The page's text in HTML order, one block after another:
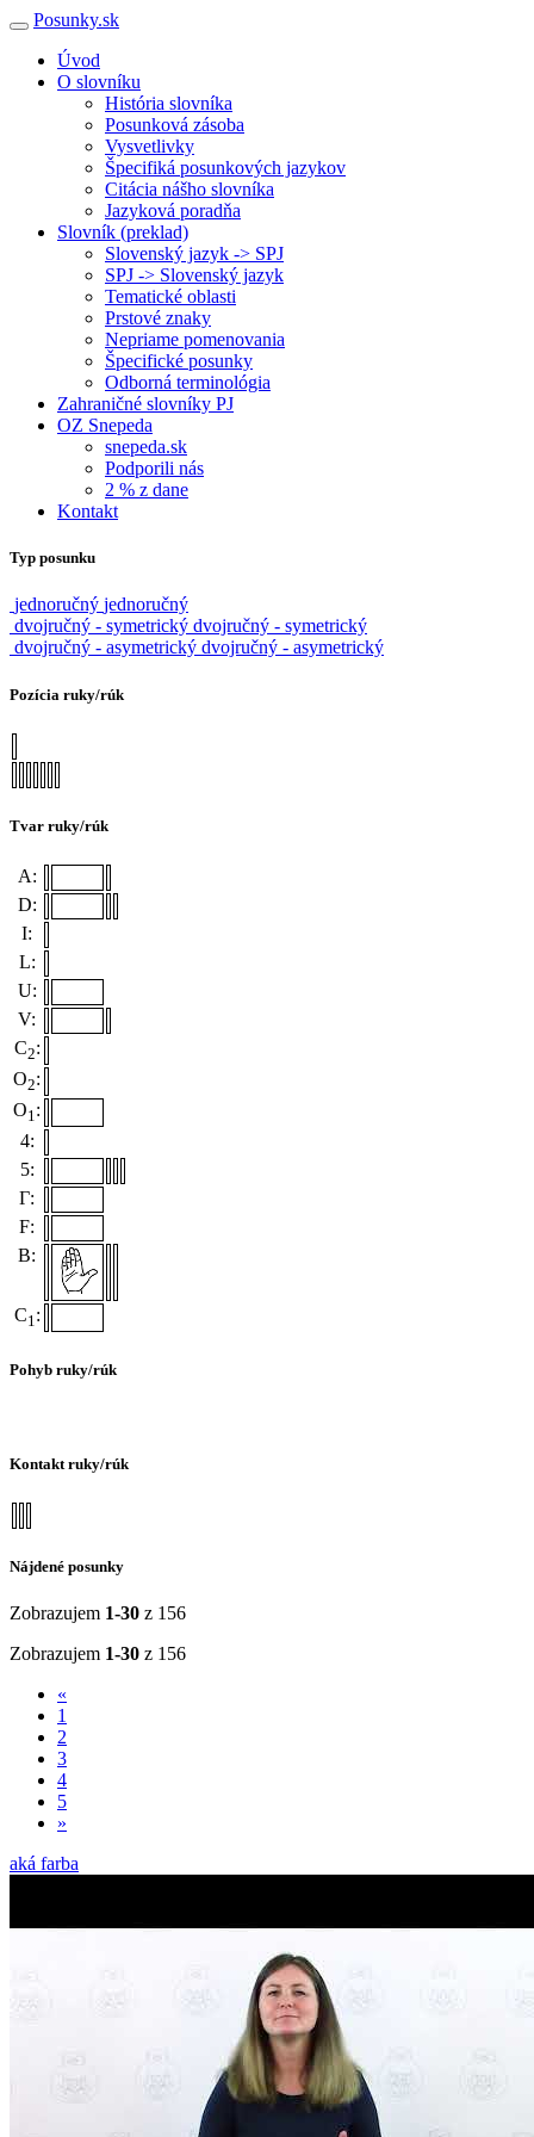
Posunky.sk
Úvod
O slovníku
História slovníka
Posunková zásoba
Vysvetlivky
Špecifiká posunkových jazykov
Citácia nášho slovníka
Jazyková poradňa
Slovník (preklad)
Slovenský jazyk -> SPJ
SPJ -> Slovenský jazyk
Tematické oblasti
Prstové znaky
Nepriame pomenovania
Špecifické posunky
Odborná terminológia
Zahraničné slovníky PJ
OZ Snepeda
snepeda.sk
Podporili nás
2 % z dane
Kontakt
Typ posunku
jednoručný jednoručný
dvojručný - symetrický dvojručný - symetrický
dvojručný - asymetrický dvojručný - asymetrický
Pozícia ruky/rúk
Tvar ruky/rúk
A:
D:
I:
L:
U:
V:
C2:
O2:
O1:
4:
5:
Γ:
F:
B:
C1:
Pohyb ruky/rúk
Kontakt ruky/rúk
Nájdené posunky
Zobrazujem 1-30 z 156
Zobrazujem 1-30 z 156
«
1
2
3
4
5
»
aká farba